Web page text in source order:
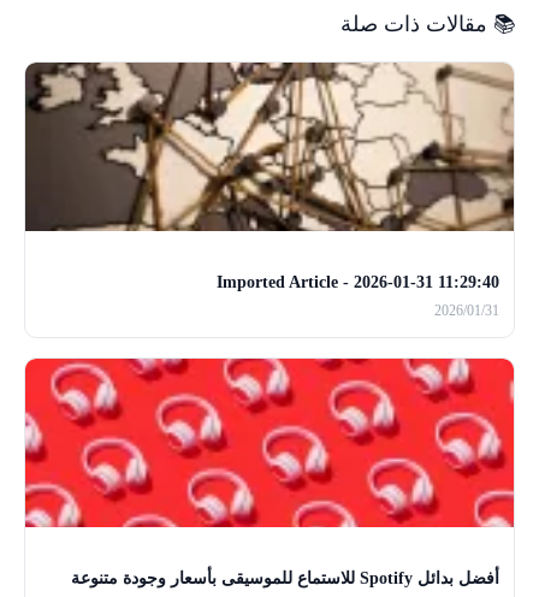
📚 مقالات ذات صلة
Imported Article - 2026-01-31 11:29:40
2026/01/31
أفضل بدائل Spotify للاستماع للموسيقى بأسعار وجودة متنوعة